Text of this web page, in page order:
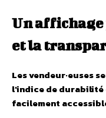
Un affichage
et la
Les vendeur·euses
l’indice de
facilement